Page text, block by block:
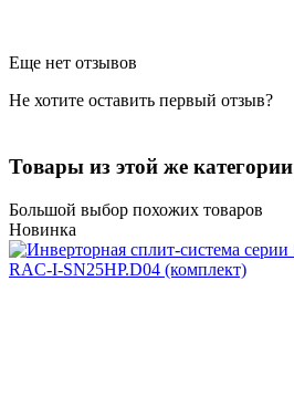
Еще нет отзывов
Не хотите оставить первый отзыв?
Товары из этой же категории
Большой выбор похожих товаров
Новинка